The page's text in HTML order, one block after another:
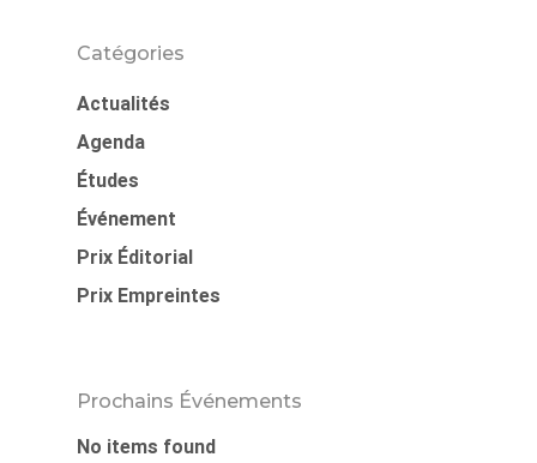
Catégories
Actualités
Agenda
Études
Événement
Prix Éditorial
Prix Empreintes
Prochains Événements
No items found